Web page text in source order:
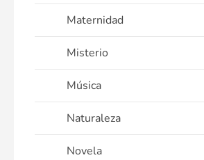
Maternidad
Misterio
Música
Naturaleza
Novela